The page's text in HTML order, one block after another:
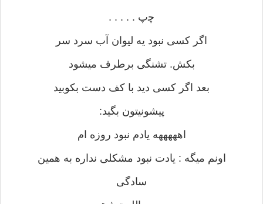
ﭼپ . . . . .
ﺍﮔﺮ ﮐﺴﯽ ﻧﺒﻮﺩ ﯾﻪ ﻟﯿﻮﺍﻥ ﺁﺏ ﺳﺮﺩ ﺳﺮ
ﺑﮑﺶ. ﺗﺸﻨﮕﯽ ﺑﺮﻃﺮﻑ ﻣﯿﺸﻮﺩ
ﺑﻌﺪ ﺍﮔﺮ ﮐﺴﯽ ﺩﯾﺪ ﺑﺎ ﮐﻒ ﺩﺳﺖ ﺑﮑﻮﺑﯿﺪ
ﭘﯿﺸﻮﻧﯿﺘﻮﻥ ﺑﮕﯿﺪ:
ﺍﻫﻬﻬﻬﻬﻪ ﯾﺎﺩﻡ ﻧﺒﻮﺩ ﺭﻭﺯﻩ ﺍﻡ
ﺍﻭﻧﻢ ﻣﯿﮕﻪ : ﯾﺎﺩﺕ ﻧﺒﻮﺩ ﻣﺸﮑﻠﯽ ﻧﺪﺍﺭﻩ ﺑﻪ ﻫﻤﯿﻦ
ﺳﺎﺩﮔﯽ